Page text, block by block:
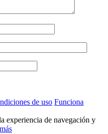
de uso Funciona
experiencia de navegación y